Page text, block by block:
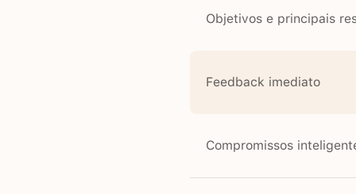
Objetivos e principais
Feedback imediato
Compromissos